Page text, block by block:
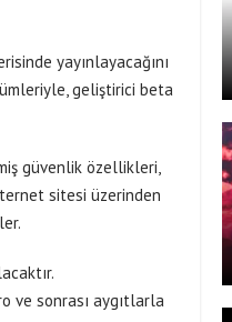
yayınlayacağını
geliştirici beta
güvenlik özellikleri,
sitesi üzerinden
ve sonrası aygıtlarla